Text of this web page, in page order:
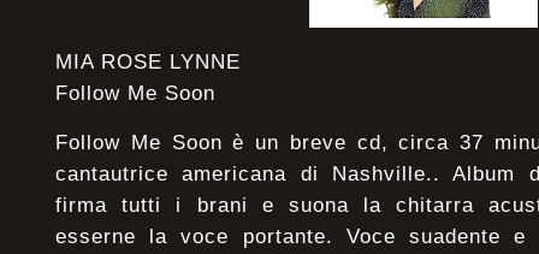
MIA ROSE LYNNE
Follow Me Soon
Follow Me Soon è un breve cd, circa 37
cantautrice americana di Nashville.. Album
firma tutti i brani e suona la chitarra
esserne la voce portante. Voce suadente e